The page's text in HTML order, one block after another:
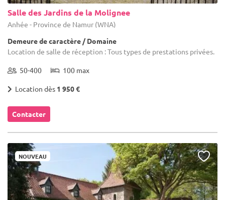
Salle des Jardins de la Molignee
Anhée - Province de Namur (WNA)
Demeure de caractère / Domaine
Location de salle de réception : Tous types de prestations privées.
50-400 100 max
Location dès 1 950 €
Contacter
NOUVEAU